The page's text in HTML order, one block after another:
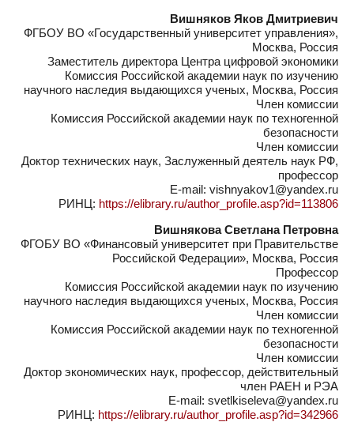
Вишняков Яков Дмитриевич
ФГБОУ ВО «Государственный университет управления»,
Москва, Россия
Заместитель директора Центра цифровой экономики
Комиссия Российской академии наук по изучению
научного наследия выдающихся ученых, Москва, Россия
Член комиссии
Комиссия Российской академии наук по техногенной
безопасности
Член комиссии
Доктор технических наук, Заслуженный деятель наук РФ,
профессор
E-mail: vishnyakov1@yandex.ru
РИНЦ: https://elibrary.ru/author_profile.asp?id=113806
Вишнякова Светлана Петровна
ФГОБУ ВО «Финансовый университет при Правительстве
Российской Федерации», Москва, Россия
Профессор
Комиссия Российской академии наук по изучению
научного наследия выдающихся ученых, Москва, Россия
Член комиссии
Комиссия Российской академии наук по техногенной
безопасности
Член комиссии
Доктор экономических наук, профессор, действительный
член РАЕН и РЭА
E-mail: svetlkiseleva@yandex.ru
РИНЦ: https://elibrary.ru/author_profile.asp?id=342966